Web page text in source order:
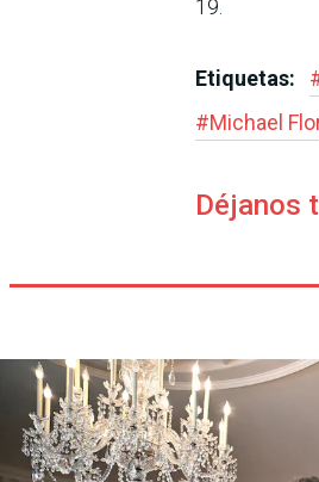
19.
Etiquetas:
#Michael
Déjanos